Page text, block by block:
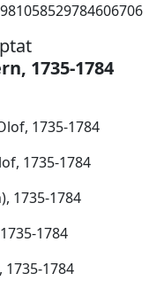
981058529784606706
1735-1784
1735-1784
1735-1784
1735-1784
1784
1784